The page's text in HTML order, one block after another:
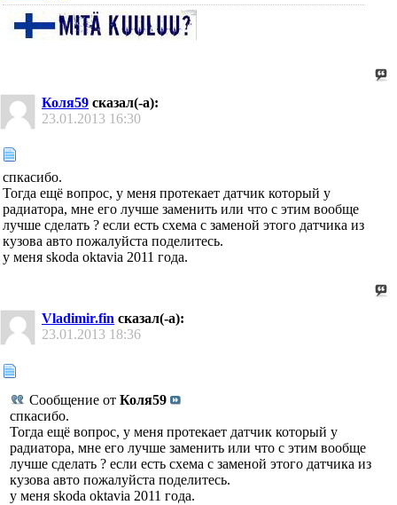
Коля59 сказал(-а):
23.01.2013 16:30
спкасибо.
Тогда ещё вопрос, у меня протекает датчик который у
радиатора, мне его лучше заменить или что с этим вообще
лучше сделать ? если есть схема с заменой этого датчика из
кузова авто пожалуйста поделитесь.
у меня skoda oktavia 2011 года.
Vladimir.fin сказал(-а):
23.01.2013 18:36
Сообщение от Коля59
спкасибо.
Тогда ещё вопрос, у меня протекает датчик который у
радиатора, мне его лучше заменить или что с этим вообще
лучше сделать ? если есть схема с заменой этого датчика из
кузова авто пожалуйста поделитесь.
у меня skoda oktavia 2011 года.